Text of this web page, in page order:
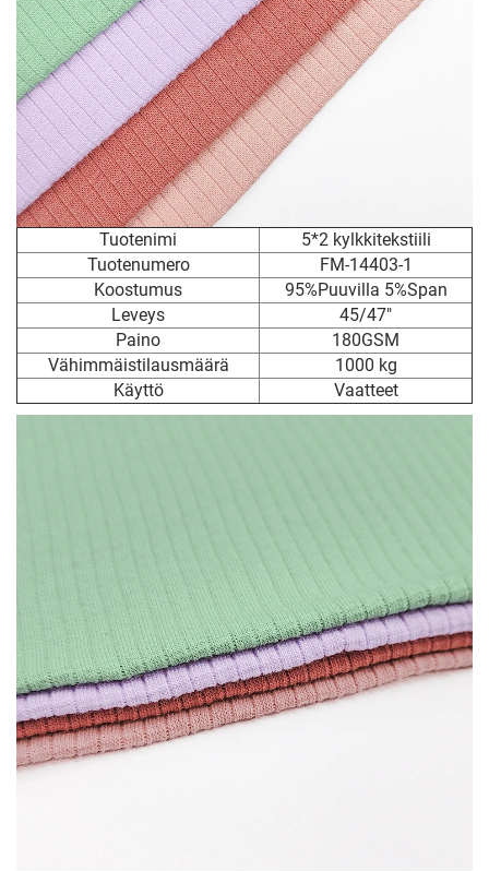
Tuotenimi
5*2 kylkkitekstiili
Tuotenumero
FM-14403-1
Koostumus
95%Puuvilla 5%Span
Leveys
45/47"
Paino
180GSM
Vähimmäistilausmäärä
1000 kg
Käyttö
Vaatteet